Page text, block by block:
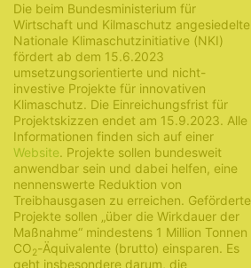
Die beim Bundesministerium für
Wirtschaft und Kilmaschutz angesiedelte
Nationale Klimaschutzinitiative (NKI)
fördert ab dem 15.6.2023
umsetzungsorientierte und nicht-
investive Projekte für innovativen
Klimaschutz. Die Einreichungsfrist für
Projektskizzen endet am 15.9.2023. Alle
Informationen finden sich auf einer
Website. Projekte sollen bundesweit
anwendbar sein und dabei helfen, eine
nennenswerte Reduktion von
Treibhausgasen zu erreichen. Geförderte
Projekte sollen „über die Wirkdauer der
Maßnahme“ mindestens 1 Million Tonnen
CO2-Äquivalente (brutto) einsparen. Es
geht insbesondere darum, die